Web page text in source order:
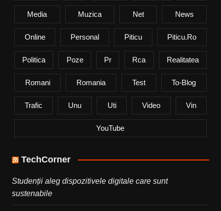
Media Muzica Net News
Online Personal Piticu Piticu.ro
Politica Poze Pr Rca Realitatea
Romani Romania Test To-Blog
Trafic Unu Uti Video Vin
YouTube
TechCorner
Studenții aleg dispozitivele digitale care sunt
sustenabile